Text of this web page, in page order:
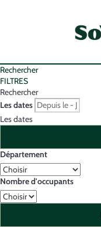
Rechercher
FILTRES
Rechercher
Les dates
Les dates
Département
Nombre d'occupants